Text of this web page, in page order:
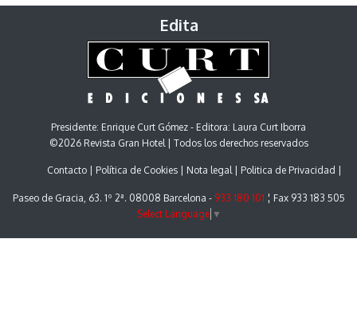
Edita
Presidente: Enrique Curt Gómez - Editora: Laura Curt Iborra
©2026 Revista Gran Hotel | Todos los derechos reservados
Contacto Política de Cookies Nota legal Politica de Privacidad
Paseo de Gracia, 63. 1º 2ª. 08008 Barcelona - 933 180 101 ¦ Fax 933 183 505
Select Language ▼